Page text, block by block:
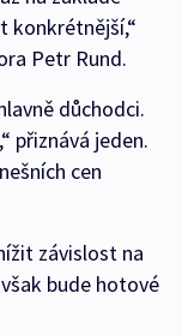
konkrétnější,“
Petr Rund.
důchodci.
přiznává jeden.
cen
závislost na
bude hotové